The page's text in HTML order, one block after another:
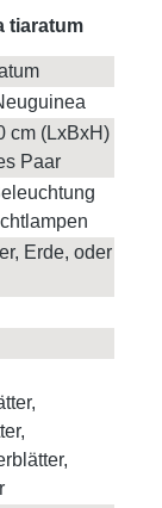
tiaratum
cm (LxBxH)
Paar
Erde, oder